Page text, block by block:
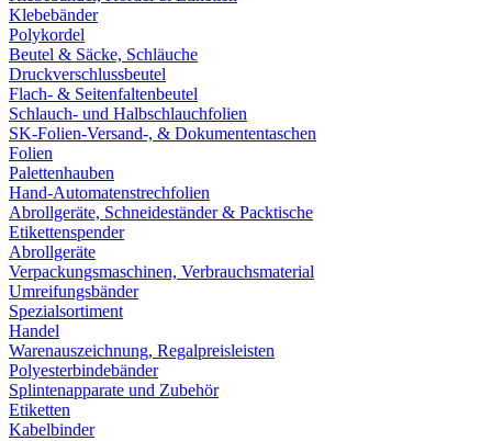
Klebebänder
Polykordel
Beutel & Säcke, Schläuche
Druckverschlussbeutel
Flach- & Seitenfaltenbeutel
Schlauch- und Halbschlauchfolien
SK-Folien-Versand-, & Dokumententaschen
Folien
Palettenhauben
Hand-Automatenstrechfolien
Abrollgeräte, Schneideständer & Packtische
Etikettenspender
Abrollgeräte
Verpackungsmaschinen, Verbrauchsmaterial
Umreifungsbänder
Spezialsortiment
Handel
Warenauszeichnung, Regalpreisleisten
Polyesterbindebänder
Splintenapparate und Zubehör
Etiketten
Kabelbinder